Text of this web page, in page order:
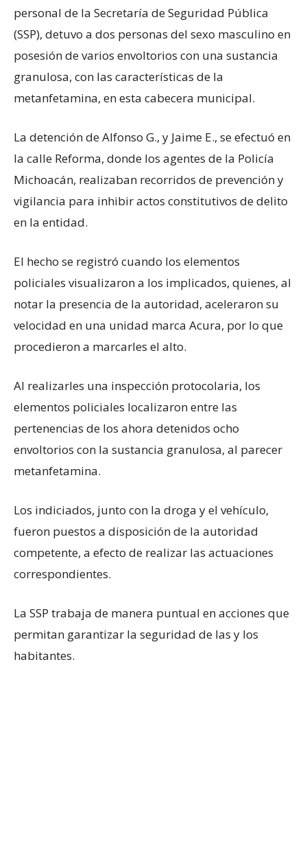
personal de la Secretaría de Seguridad Pública
(SSP), detuvo a dos personas del sexo masculino en
posesión de varios envoltorios con una sustancia
granulosa, con las características de la
metanfetamina, en esta cabecera municipal.
La detención de Alfonso G., y Jaime E., se efectuó en
la calle Reforma, donde los agentes de la Policía
Michoacán, realizaban recorridos de prevención y
vigilancia para inhibir actos constitutivos de delito
en la entidad.
El hecho se registró cuando los elementos
policiales visualizaron a los implicados, quienes, al
notar la presencia de la autoridad, aceleraron su
velocidad en una unidad marca Acura, por lo que
procedieron a marcarles el alto.
Al realizarles una inspección protocolaria, los
elementos policiales localizaron entre las
pertenencias de los ahora detenidos ocho
envoltorios con la sustancia granulosa, al parecer
metanfetamina.
Los indiciados, junto con la droga y el vehículo,
fueron puestos a disposición de la autoridad
competente, a efecto de realizar las actuaciones
correspondientes.
La SSP trabaja de manera puntual en acciones que
permitan garantizar la seguridad de las y los
habitantes.